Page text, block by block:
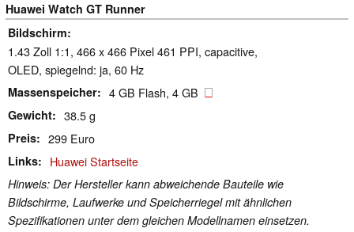
Huawei Watch GT Runner
Bildschirm
1.43 Zoll 1:1, 466 x 466 Pixel 461 PPI, capacitive,
OLED, spiegelnd: ja, 60 Hz
Massenspeicher 4 GB Flash, 4 GB
Gewicht 38.5 g
Preis 299 Euro
Links Huawei Startseite
Hinweis: Der Hersteller kann abweichende Bauteile wie
Bildschirme, Laufwerke und Speicherriegel mit ähnlichen
Spezifikationen unter dem gleichen Modellnamen einsetzen.